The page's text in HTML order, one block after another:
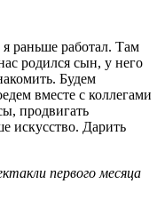
раньше работал. Там
родился сын, у него
Будем
вместе с коллегами
продвигать
искусство. Дарить
первого месяца